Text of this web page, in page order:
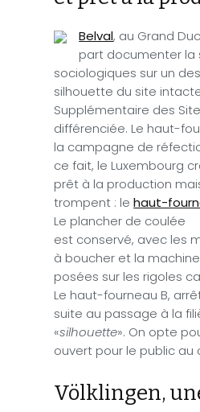
Belval, au Grand
part documenter la
sociologiques sur un
silhouette du site
Supplémentaire des
différenciée. Le haut-
la campagne de
ce fait, le Luxembourg
prêt à la production
trompent : lehaut-
Le plancher de coulée
est conservé, avec les
à boucher et la
posées sur les rigoles
Le haut-fourneau B,
suite au passage à la
«silhouette». On opte
ouvert pour le public au
Völklingen,